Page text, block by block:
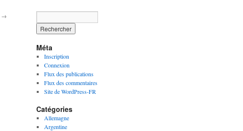
→
Méta
Inscription
Connexion
Flux des publications
Flux des commentaires
Site de WordPress-FR
Catégories
Allemagne
Argentine